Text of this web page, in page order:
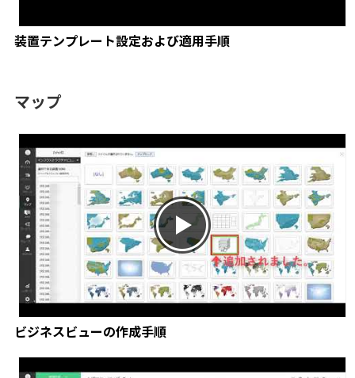
装置テンプレート設定および適用手順
マップ
ビジネスビューの作成手順